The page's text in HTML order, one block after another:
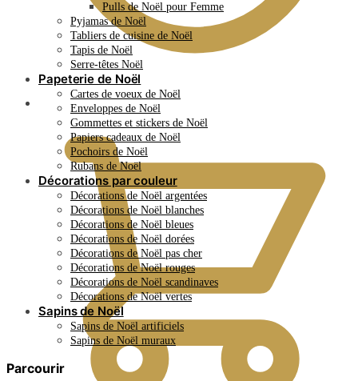
0.00 €
Pulls de Noël pour Femme
Pyjamas de Noël
Tabliers de cuisine de Noël
Tapis de Noël
Serre-têtes Noël
Papeterie de Noël
Cartes de voeux de Noël
Enveloppes de Noël
Gommettes et stickers de Noël
Papiers cadeaux de Noël
Pochoirs de Noël
Rubans de Noël
Décorations par couleur
Décorations de Noël argentées
Décorations de Noël blanches
Décorations de Noël bleues
Décorations de Noël dorées
Décorations de Noël pas cher
Décorations de Noël rouges
Décorations de Noël scandinaves
Décorations de Noël vertes
Sapins de Noël
Sapins de Noël artificiels
Sapins de Noël muraux
Parcourir